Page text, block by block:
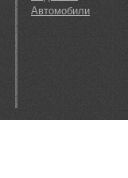
Автомобили